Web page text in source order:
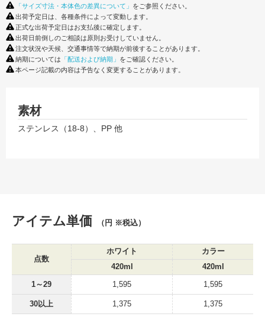
「サイズ寸法・本体色の差異について」 をご参照ください。
出荷予定日は、各種条件によって変動します。
正式な出荷予定日はお支払後に確定します。
出荷日前倒しのご相談は原則お受けしていません。
注文状況や天候、交通事情等で納期が前後することがあります。
納期については 「配送および納期」 をご確認ください。
本ページ記載の内容は予告なく変更することがあります。
素材
ステンレス（18-8）、PP 他
アイテム単価 （円 ※税込）
点数
ホワイト
カラー
420ml
420ml
1～29 1,595 1,595
30以上 1,375 1,375